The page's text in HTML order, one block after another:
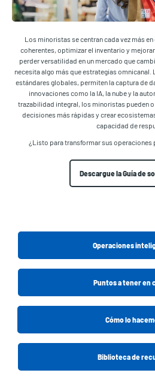
Los minoristas se centran cada vez más
coherentes, optimizar el inventario y
perder versatilidad en un mercado que
necesita algo más que estrategias omnicanal.
estándares globales, permiten la captura de
innovaciones como la IA, la nube y la
trazabilidad integral, los minoristas pueden
decisiones más rápidas y crear
capacidad de
¿Listo para transformar sus operaciones
Descargue la Guía de
Operaciones
Puntos a tener en
Cómo lo
Biblioteca de